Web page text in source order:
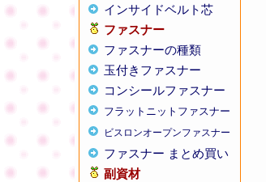
インサイドベルト芯
ファスナー
ファスナーの種類
玉付きファスナー
コンシールファスナー
フラットニットファスナー
ビスロンオープンファスナー
ファスナー まとめ買い
副資材